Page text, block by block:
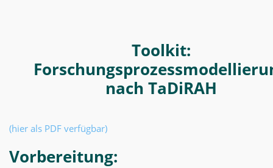
Toolkit:
nach TaDiRAH
(hier als PDF verfügbar)
Vorbereitung: